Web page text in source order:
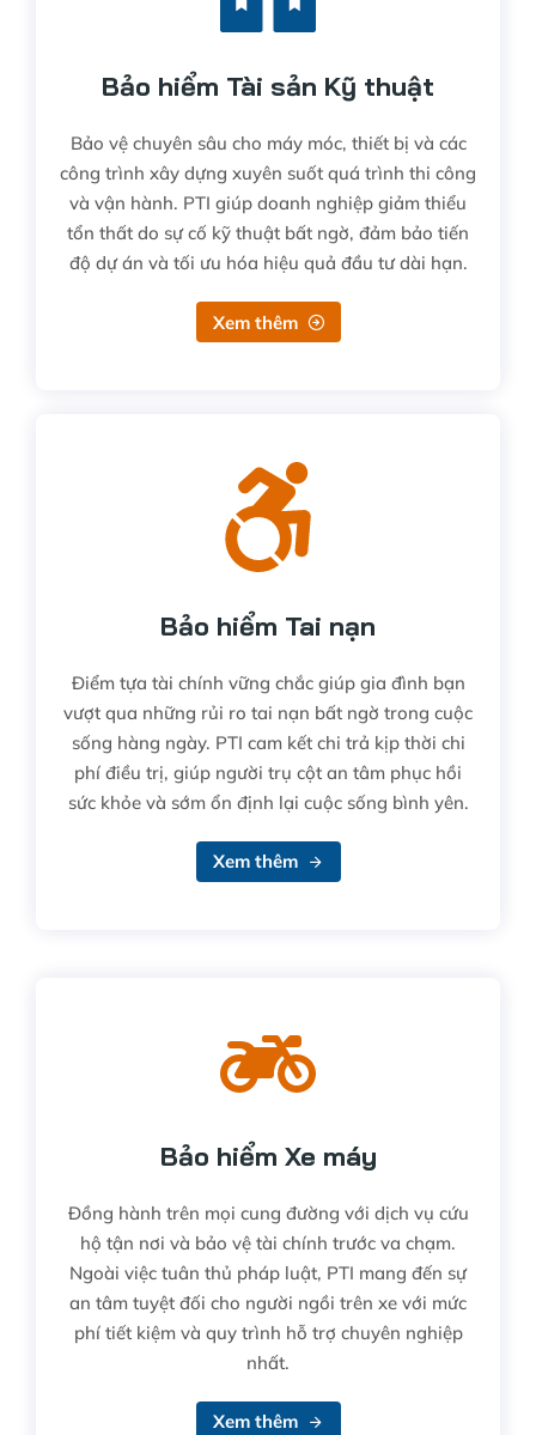
Bảo hiểm Tài sản Kỹ thuật
Bảo vệ chuyên sâu cho máy móc, thiết bị và các
công trình xây dựng xuyên suốt quá trình thi công
và vận hành. PTI giúp doanh nghiệp giảm thiểu
tổn thất do sự cố kỹ thuật bất ngờ, đảm bảo tiến
độ dự án và tối ưu hóa hiệu quả đầu tư dài hạn.
Xem thêm
Bảo hiểm Tai nạn
Điểm tựa tài chính vững chắc giúp gia đình bạn
vượt qua những rủi ro tai nạn bất ngờ trong cuộc
sống hàng ngày. PTI cam kết chi trả kịp thời chi
phí điều trị, giúp người trụ cột an tâm phục hồi
sức khỏe và sớm ổn định lại cuộc sống bình yên.
Xem thêm
Bảo hiểm Xe máy
Đồng hành trên mọi cung đường với dịch vụ cứu
hộ tận nơi và bảo vệ tài chính trước va chạm.
Ngoài việc tuân thủ pháp luật, PTI mang đến sự
an tâm tuyệt đối cho người ngồi trên xe với mức
phí tiết kiệm và quy trình hỗ trợ chuyên nghiệp
nhất.
Xem thêm